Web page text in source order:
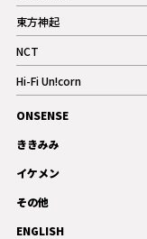
記事
東方神起
記事
NCT
記事
Hi-Fi Un!corn
記事
ギャラリー
ONSENSE
ききみみ
イケメン
その他
ENGLISH